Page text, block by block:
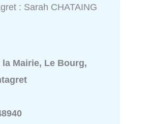
: Sarah CHATAING
la Mairie, Le Bourg,